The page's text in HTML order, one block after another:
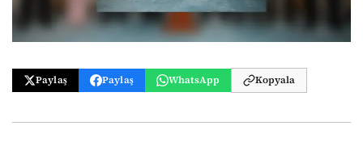
Paylaş Paylaş WhatsApp Kopyala